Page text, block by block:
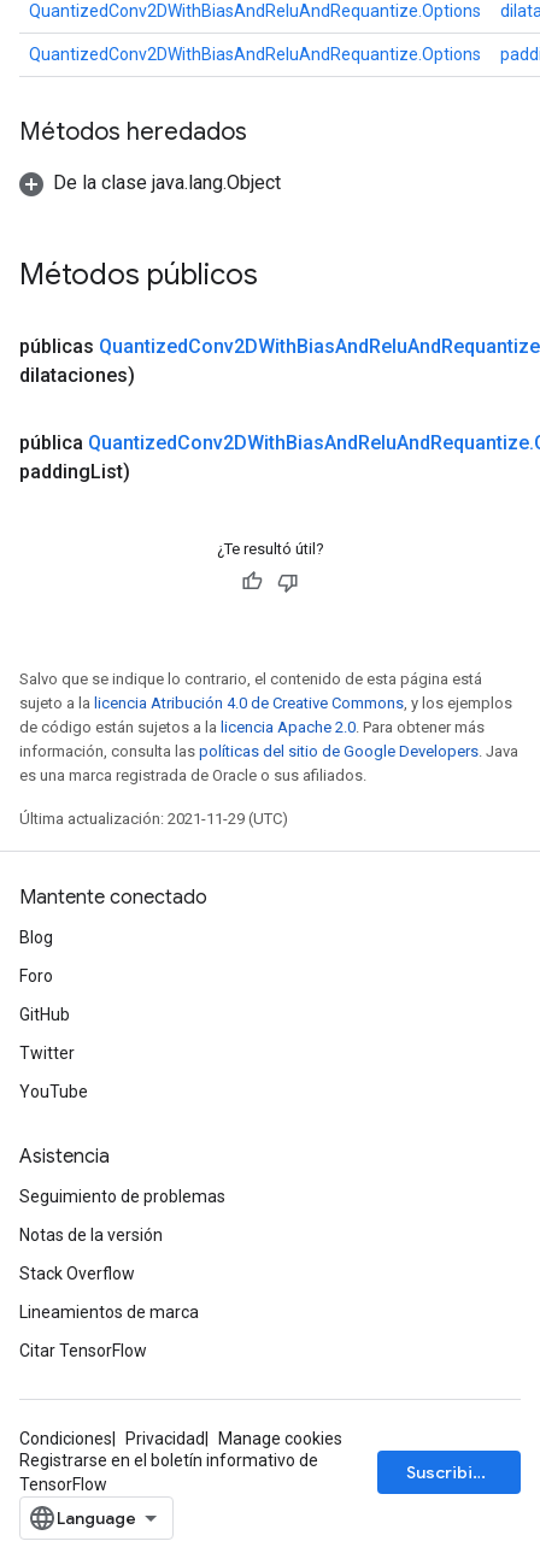
QuantizedConv2DWithBiasAndReluAndRequantize.Options
QuantizedConv2DWithBiasAndReluAndRequantize.Options
Métodos heredados
De la clase java.lang.Object
Métodos públicos
públicas QuantizedConv2DWithBiasAndReluAndRequantize
dilataciones)
pública QuantizedConv2DWithBiasAndReluAndRequantize.
paddingList)
¿Te resultó útil?
Salvo que se indique lo contrario, el contenido de esta página está
sujeto a la licencia Atribución 4.0 de Creative Commons, y los ejemplos
de código están sujetos a la licencia Apache 2.0. Para obtener más
información, consulta las políticas del sitio de Google Developers. Java
es una marca registrada de Oracle o sus afiliados.
Última actualización: 2021-11-29 (UTC)
Mantente conectado
Blog
Foro
GitHub
Twitter
YouTube
Asistencia
Seguimiento de problemas
Notas de la versión
Stack Overflow
Lineamientos de marca
Citar TensorFlow
Condiciones Privacidad
Manage cookies
Registrarse en el boletín informativo de
TensorFlow
Suscribirse